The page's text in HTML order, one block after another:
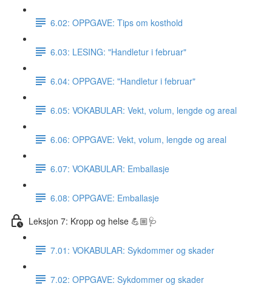
6.02: OPPGAVE: Tips om kosthold
6.03: LESING: "Handletur i februar"
6.04: OPPGAVE: "Handletur i februar"
6.05: VOKABULAR: Vekt, volum, lengde og areal
6.06: OPPGAVE: Vekt, volum, lengde og areal
6.07: VOKABULAR: Emballasje
6.08: OPPGAVE: Emballasje
Leksjon 7: Kropp og helse 💪🏼🩺
7.01: VOKABULAR: Sykdommer og skader
7.02: OPPGAVE: Sykdommer og skader